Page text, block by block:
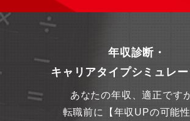
年収診断・
キャリアタイプシミュレ
あなたの年収、適正です
転職前に【年収UPの可能